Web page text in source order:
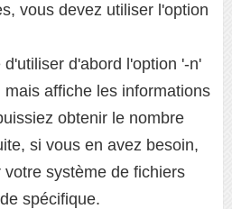
vous devez utiliser l'option
d'abord l'option '-n'
affiche les informations
obtenir le nombre
si vous en avez besoin,
système de fichiers
spécifique.